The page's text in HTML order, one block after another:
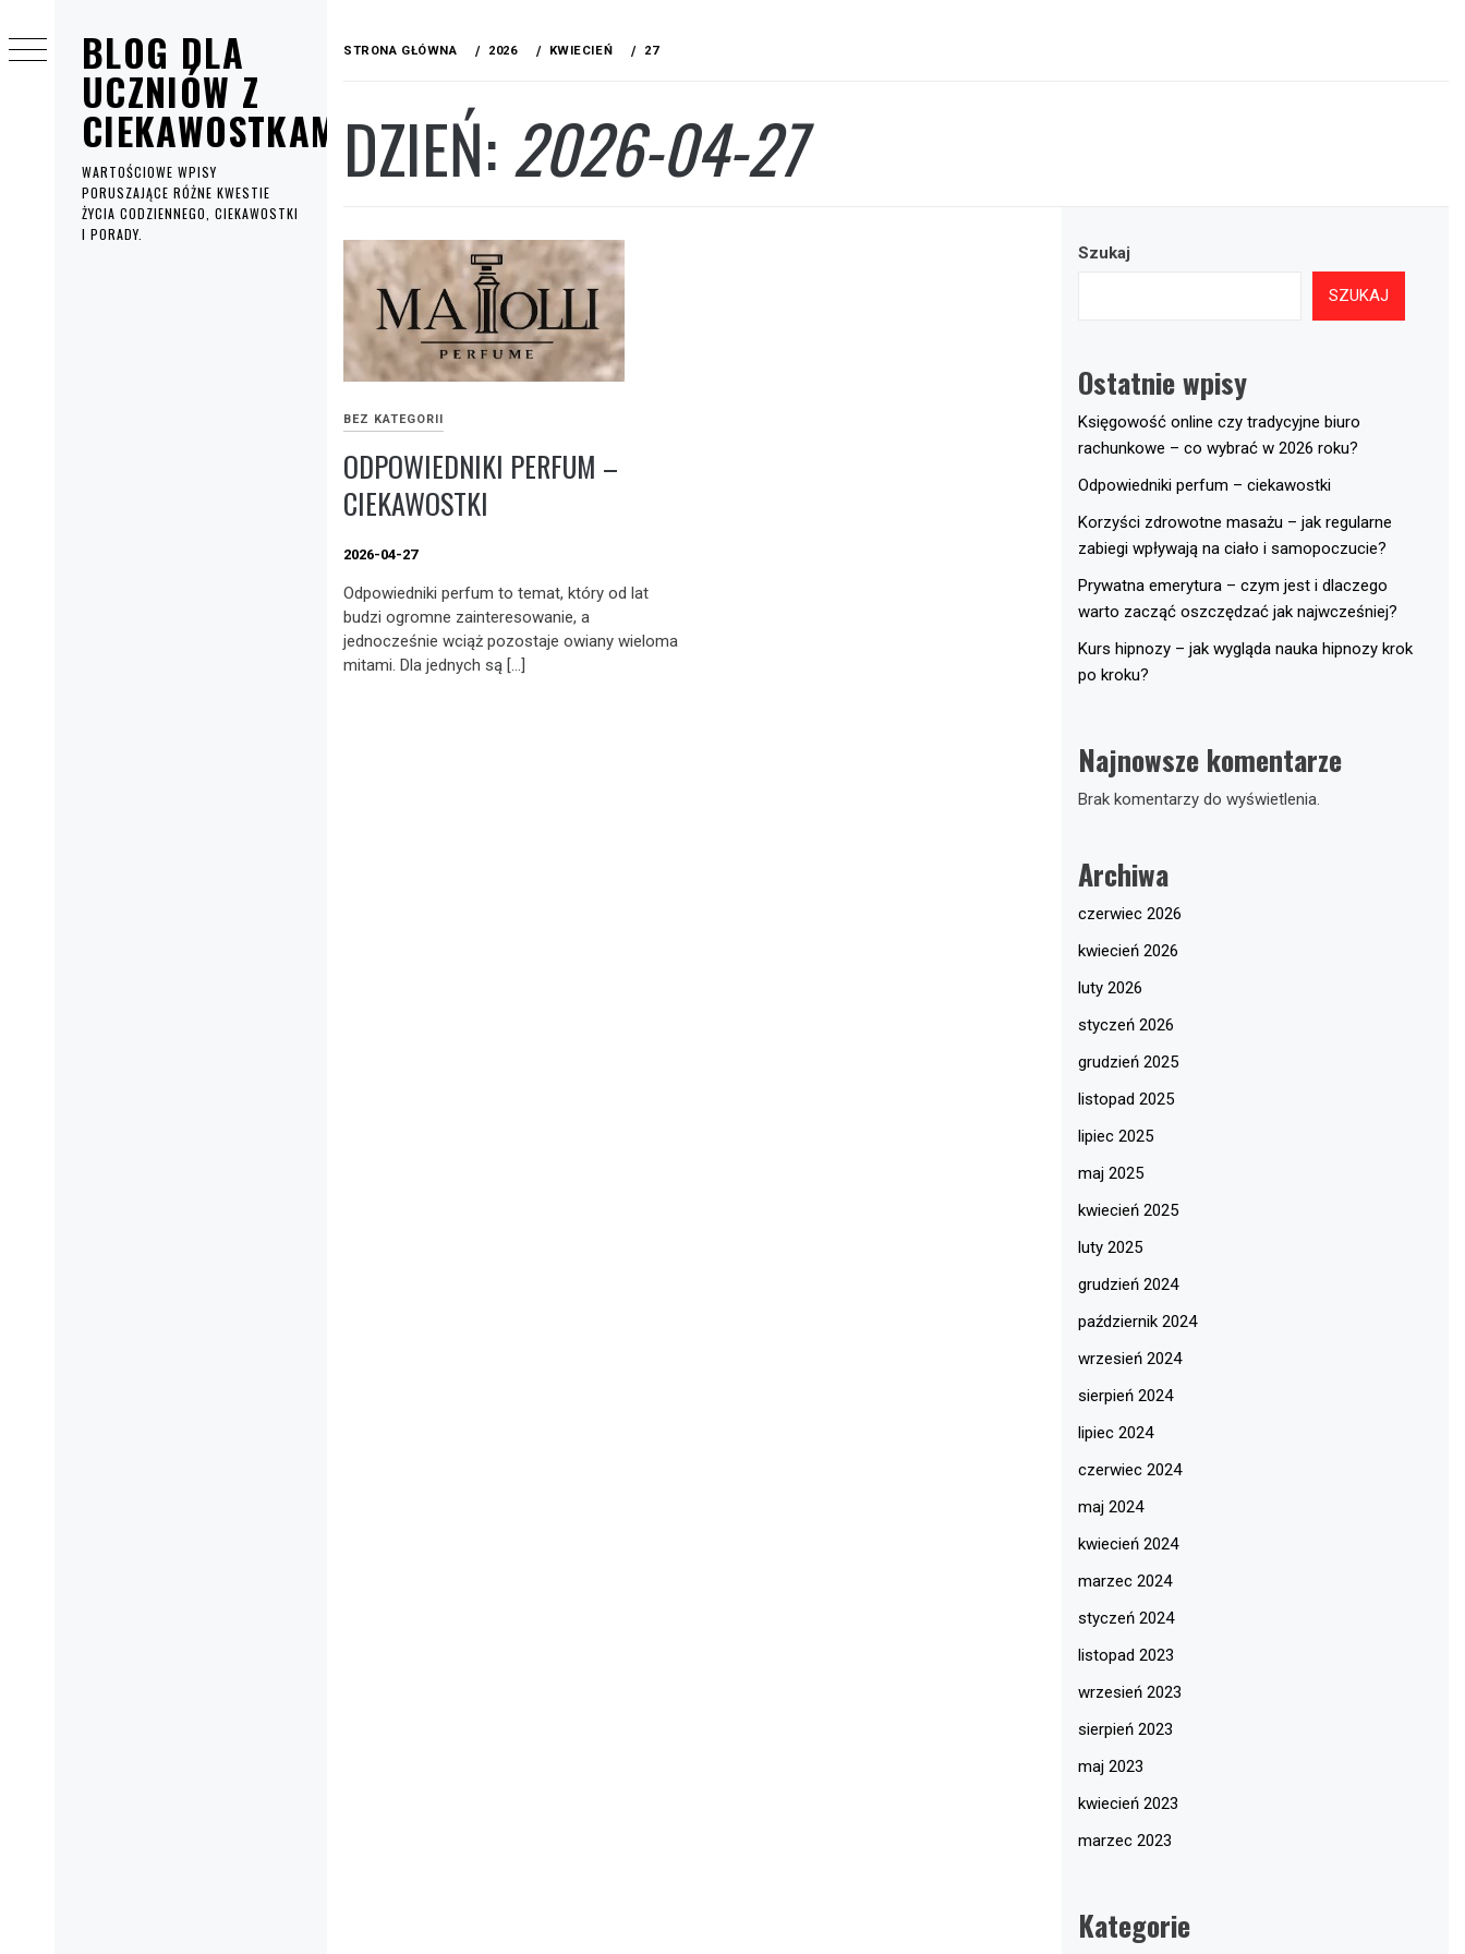
BLOG DLA
UCZNIÓW Z
CIEKAWOSTKAMI
WARTOŚCIOWE WPISY
PORUSZAJĄCE RÓŻNE KWESTIE
ŻYCIA CODZIENNEGO, CIEKAWOSTKI
I PORADY.
do
treści
STRONA GŁÓWNA 2026 KWIECIEŃ 27
DZIEŃ:2026-04-27
BEZ KATEGORII
ODPOWIEDNIKI PERFUM –
CIEKAWOSTKI
2026-04-27
Odpowiedniki perfum to temat, który od lat
budzi ogromne zainteresowanie, a
jednocześnie wciąż pozostaje owiany wieloma
mitami. Dla jednych są […]
Szukaj
SZUKAJ
Ostatnie wpisy
Księgowość online czy tradycyjne biuro
rachunkowe – co wybrać w 2026 roku?
Odpowiedniki perfum – ciekawostki
Korzyści zdrowotne masażu – jak regularne
zabiegi wpływają na ciało i samopoczucie?
Prywatna emerytura – czym jest i dlaczego
warto zacząć oszczędzać jak najwcześniej?
Kurs hipnozy – jak wygląda nauka hipnozy krok
po kroku?
Najnowsze komentarze
Brak komentarzy do wyświetlenia.
Archiwa
czerwiec 2026
kwiecień 2026
luty 2026
styczeń 2026
grudzień 2025
listopad 2025
lipiec 2025
maj 2025
kwiecień 2025
luty 2025
grudzień 2024
październik 2024
wrzesień 2024
sierpień 2024
lipiec 2024
czerwiec 2024
maj 2024
kwiecień 2024
marzec 2024
styczeń 2024
listopad 2023
wrzesień 2023
sierpień 2023
maj 2023
kwiecień 2023
marzec 2023
Kategorie